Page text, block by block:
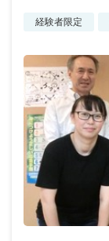
経験者限定